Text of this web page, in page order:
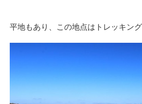
平地もあり、この地点はトレッキング